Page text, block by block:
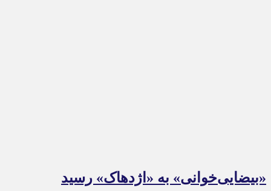
«بیضایی‌خوانی» به «اژدهاک» رسید